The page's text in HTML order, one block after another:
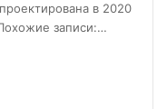
в 2020
записи:…